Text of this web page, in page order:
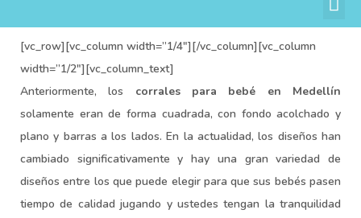
[vc_row][vc_column width=”1/4″][/vc_column][vc_column
width=”1/2″][vc_column_text]
Anteriormente, los corrales para bebé en Medellín
solamente eran de forma cuadrada, con fondo acolchado y
plano y barras a los lados. En la actualidad, los diseños han
cambiado significativamente y hay una gran variedad de
diseños entre los que puede elegir para que sus bebés pasen
tiempo de calidad jugando y ustedes tengan la tranquilidad